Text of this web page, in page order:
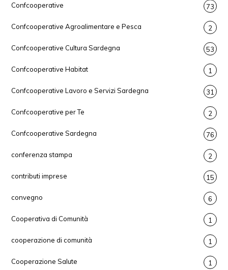
Confcooperative 73
Confcooperative Agroalimentare e Pesca 2
Confcooperative Cultura Sardegna 53
Confcooperative Habitat 1
Confcooperative Lavoro e Servizi Sardegna 31
Confcooperative per Te 2
Confcooperative Sardegna 76
conferenza stampa 2
contributi imprese 15
convegno 6
Cooperativa di Comunità 1
cooperazione di comunità 1
Cooperazione Salute 1